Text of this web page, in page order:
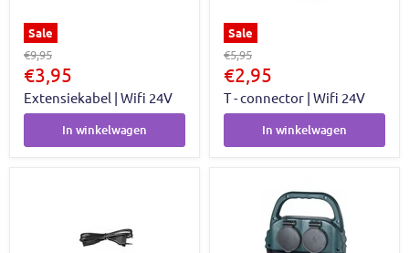
Sale
Oorspronkelijke
prijs
€9,95
Huidige
prijs
€3,95
Extensiekabel | Wifi 24V
In winkelwagen
Sale
Oorspronkelijke
prijs
€5,95
Huidige
prijs
€2,95
T - connector | Wifi 24V
In winkelwagen